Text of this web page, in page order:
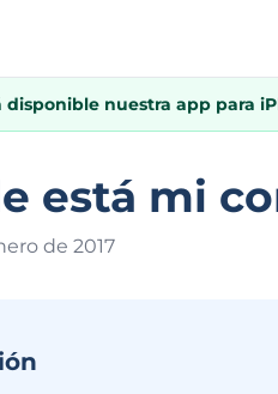
disponible nuestra app para
está mi
de 2017